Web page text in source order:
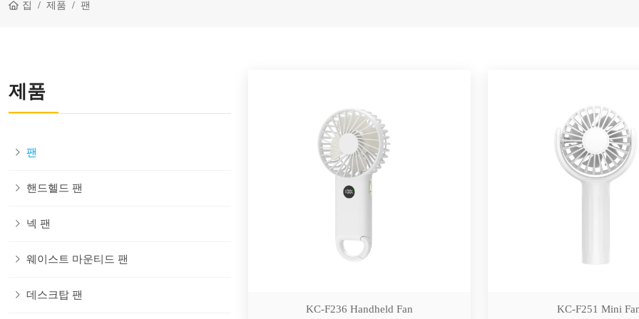
집 제품 팬
KC-F236 Handheld Fan KC-F251 Mini
제품
팬
핸드헬드 팬
넥 팬
웨이스트 마운티드 팬
데스크탑 팬